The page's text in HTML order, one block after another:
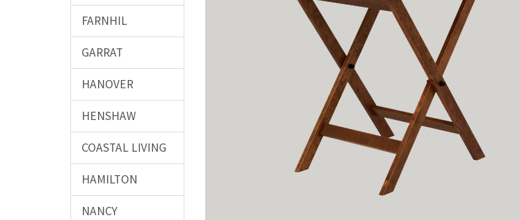
FARNHIL
GARRAT
HANOVER
HENSHAW
COASTAL LIVING
HAMILTON
NANCY